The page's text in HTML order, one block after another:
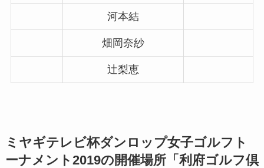
河本結
畑岡奈紗
辻梨恵
ミヤギテレビ杯ダンロップ女子ゴルフト
ーナメント2019の開催場所「 利府ゴルフ倶